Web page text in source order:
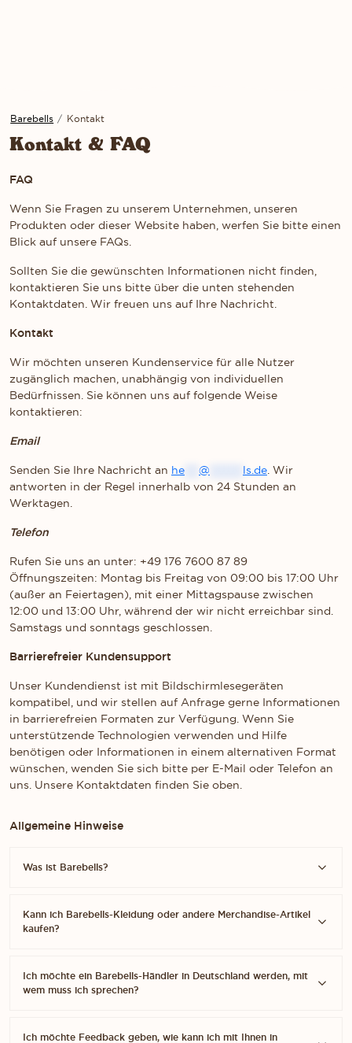
Barebells / Kontakt
Kontakt & FAQ
FAQ
Wenn Sie Fragen zu unserem Unternehmen, unseren
Produkten oder dieser Website haben, werfen Sie bitte einen
Blick auf unsere FAQs.
Sollten Sie die gewünschten Informationen nicht finden,
kontaktieren Sie uns bitte über die unten stehenden
Kontaktdaten. Wir freuen uns auf Ihre Nachricht.
Kontakt
Wir möchten unseren Kundenservice für alle Nutzer
zugänglich machen, unabhängig von individuellen
Bedürfnissen. Sie können uns auf folgende Weise
kontaktieren:
Email
Senden Sie Ihre Nachricht an he @ ls.de. Wir
antworten in der Regel innerhalb von 24 Stunden an
Werktagen.
Telefon
Rufen Sie uns an unter: +49 176 7600 87 89
Öffnungszeiten: Montag bis Freitag von 09:00 bis 17:00 Uhr
(außer an Feiertagen), mit einer Mittagspause zwischen
12:00 und 13:00 Uhr, während der wir nicht erreichbar sind.
Samstags und sonntags geschlossen.
Barrierefreier Kundensupport
Unser Kundendienst ist mit Bildschirmlesegeräten
kompatibel, und wir stellen auf Anfrage gerne Informationen
in barrierefreien Formaten zur Verfügung. Wenn Sie
unterstützende Technologien verwenden und Hilfe
benötigen oder Informationen in einem alternativen Format
wünschen, wenden Sie sich bitte per E-Mail oder Telefon an
uns. Unsere Kontaktdaten finden Sie oben.
Allgemeine Hinweise
Was ist Barebells?
Kann ich Barebells-Kleidung oder andere Merchandise-Artikel
kaufen?
Ich möchte ein Barebells-Händler in Deutschland werden, mit
wem muss ich sprechen?
Ich möchte Feedback geben, wie kann ich mit Ihnen in